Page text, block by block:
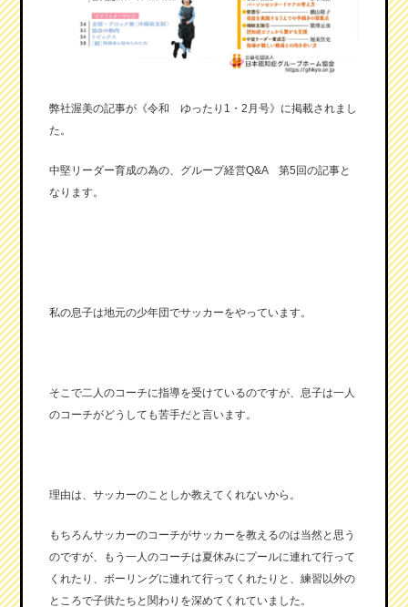
弊社渥美の記事が《令和 ゆったり1・2月号》に掲載されまし
た。
中堅リーダー育成の為の、グループ経営Q&A 第5回の記事と
なります。
私の息子は地元の少年団でサッカーをやっています。
そこで二人のコーチに指導を受けているのですが、息子は一人
のコーチがどうしても苦手だと言います。
理由は、サッカーのことしか教えてくれないから。
もちろんサッカーのコーチがサッカーを教えるのは当然と思う
のですが、もう一人のコーチは夏休みにプールに連れて行って
くれたり、ボーリングに連れて行ってくれたりと、練習以外の
ところで子供たちと関わりを深めてくれていました。